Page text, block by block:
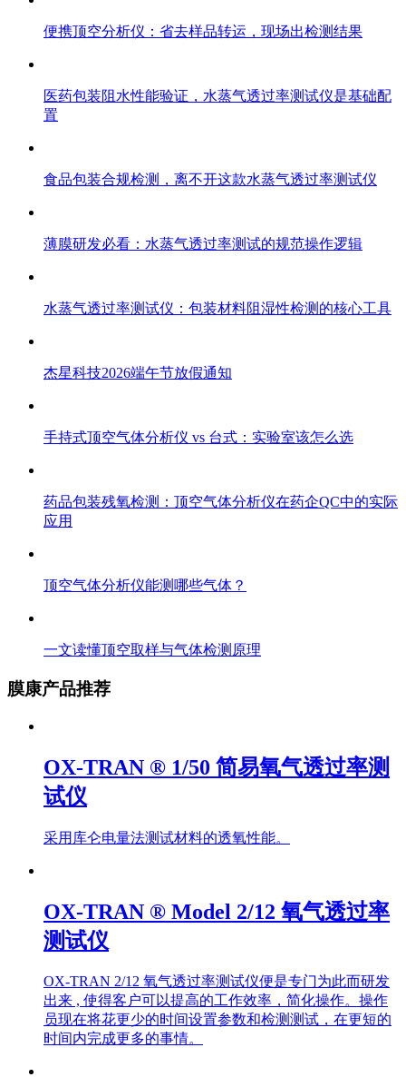
便携顶空分析仪：省去样品转运，现场出检测结果
医药包装阻水性能验证，水蒸气透过率测试仪是基础配
置
食品包装合规检测，离不开这款水蒸气透过率测试仪
薄膜研发必看：水蒸气透过率测试的规范操作逻辑
水蒸气透过率测试仪：包装材料阻湿性检测的核心工具
杰星科技2026端午节放假通知
手持式顶空气体分析仪 vs 台式：实验室该怎么选
药品包装残氧检测：顶空气体分析仪在药企QC中的实际
应用
顶空气体分析仪能测哪些气体？
一文读懂顶空取样与气体检测原理
膜康产品推荐
OX-TRAN ® 1/50 简易氧气透过率测
试仪
采用库仑电量法测试材料的透氧性能。
OX-TRAN ® Model 2/12 氧气透过率
测试仪
OX-TRAN 2/12 氧气透过率测试仪便是专门为此而研发
出来 , 使得客户可以提高的工作效率，简化操作。操作
员现在将花更少的时间设置参数和检测测试，在更短的
时间内完成更多的事情。